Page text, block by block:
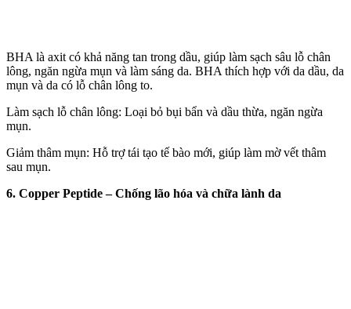
BHA là axit có khả năng tan trong dầu, giúp làm sạch sâu lỗ chân
lông, ngăn ngừa mụn và làm sáng da. BHA thích hợp với da dầu, da
mụn và da có lỗ chân lông to.
Làm sạch lỗ chân lông: Loại bỏ bụi bẩn và dầu thừa, ngăn ngừa
mụn.
Giảm thâm mụn: Hỗ trợ tái tạo tế bào mới, giúp làm mờ vết thâm
sau mụn.
6. Copper Peptide – Chống lão hóa và chữa lành da